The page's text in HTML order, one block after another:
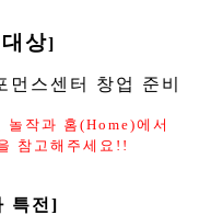
대상]
스센터 창업 준비
작과 홈(Home)에서
참고해주세요!!
특전]